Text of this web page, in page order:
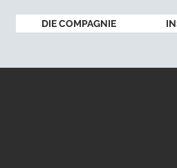
DIE COMPAGNIE